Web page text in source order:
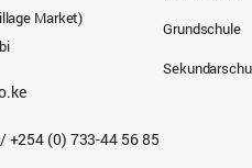
Market)
+254 (0) 733-44 56 85
Grundschule